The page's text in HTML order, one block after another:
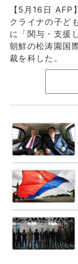
【5月16日 AFP
クライナの子ど
に「関与・支援
朝鮮の松涛園国
裁を科した。